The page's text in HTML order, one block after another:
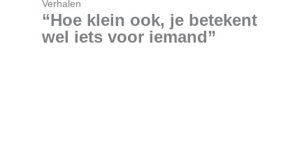
Verhalen
“Hoe klein ook, je betekent
wel iets voor iemand”